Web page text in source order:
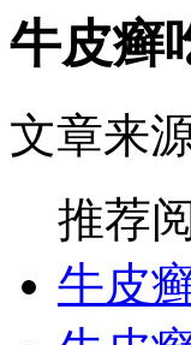
牛皮癣
文章来
推荐
牛皮